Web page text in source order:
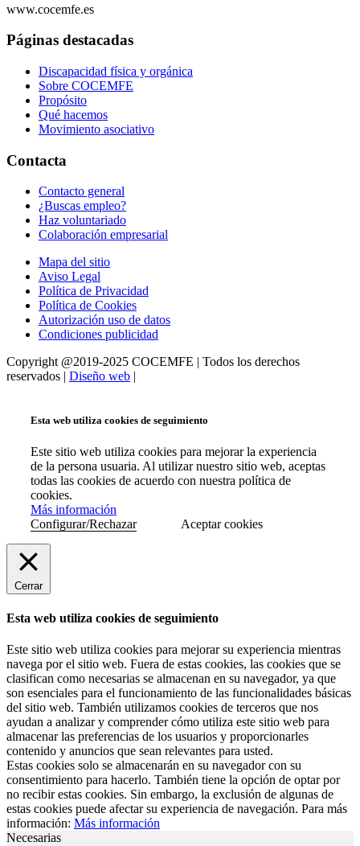
www.cocemfe.es
Páginas destacadas
Discapacidad física y orgánica
Sobre COCEMFE
Propósito
Qué hacemos
Movimiento asociativo
Contacta
Contacto general
¿Buscas empleo?
Haz voluntariado
Colaboración empresarial
Mapa del sitio
Aviso Legal
Política de Privacidad
Política de Cookies
Autorización uso de datos
Condiciones publicidad
Copyright @2019-2025 COCEMFE | Todos los derechos
reservados | Diseño web |
Esta web utiliza cookies de seguimiento
Este sitio web utiliza cookies para mejorar la experiencia
de la persona usuaria. Al utilizar nuestro sitio web, aceptas
todas las cookies de acuerdo con nuestra política de
cookies.
Más información
Configurar/Rechazar
Aceptar cookies
Cerrar
Esta web utiliza cookies de seguimiento
Este sitio web utiliza cookies para mejorar su experiencia mientras
navega por el sitio web. Fuera de estas cookies, las cookies que se
clasifican como necesarias se almacenan en su navegador, ya que
son esenciales para el funcionamiento de las funcionalidades básicas
del sitio web. También utilizamos cookies de terceros que nos
ayudan a analizar y comprender cómo utiliza este sitio web para
almacenar las preferencias de los usuarios y proporcionarles
contenido y anuncios que sean relevantes para usted.
Estas cookies solo se almacenarán en su navegador con su
consentimiento para hacerlo. También tiene la opción de optar por
no recibir estas cookies. Sin embargo, la exclusión de algunas de
estas cookies puede afectar su experiencia de navegación. Para más
información: Más información
Necesarias